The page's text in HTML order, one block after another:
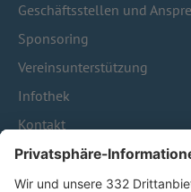
Geschäftsstellen und
Sponsoring
Vereinsunterstützung
Infothek
Kontakt
HÄUFIG BESUCHTE